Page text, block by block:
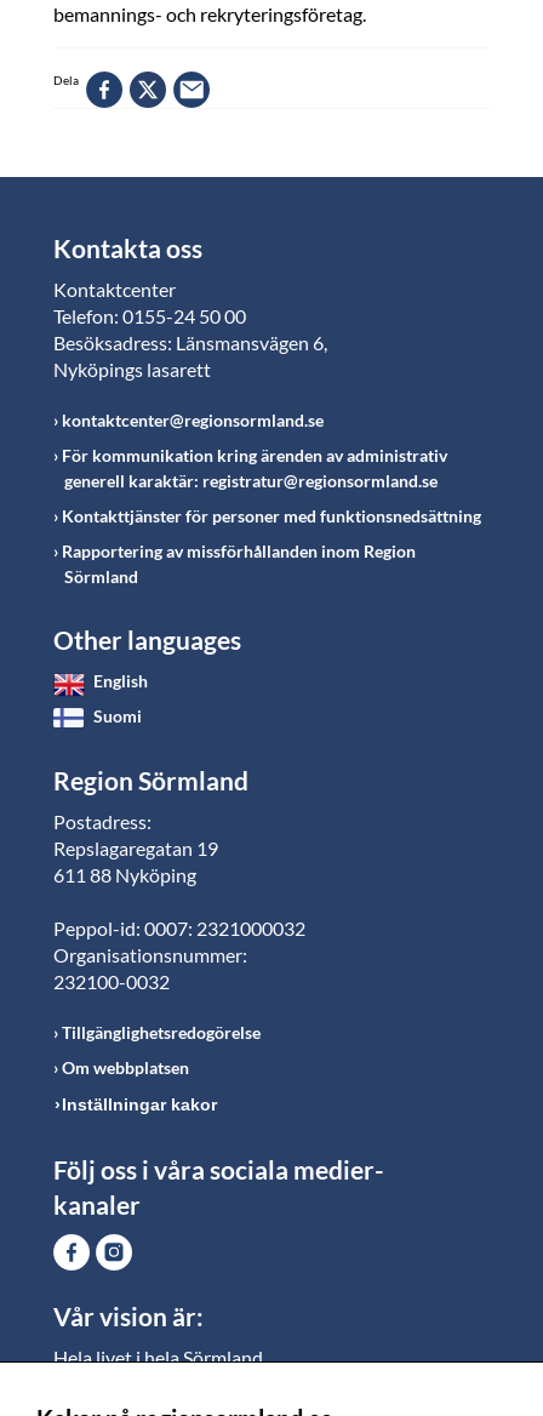
bemannings- och rekryteringsföretag.
Dela
Kontakta oss
Kontaktcenter
Telefon: 0155-24 50 00
Besöksadress: Länsmansvägen 6,
Nyköpings lasarett
kontaktcenter@regionsormland.se
För kommunikation kring ärenden av administrativ
generell karaktär: registratur@regionsormland.se
Kontakttjänster för personer med funktionsnedsättning
Rapportering av missförhållanden inom Region
Sörmland
Other languages
English
Suomi
Region Sörmland
Postadress:
Repslagaregatan 19
611 88 Nyköping
Peppol-id: 0007: 2321000032
Organisationsnummer:
232100-0032
Tillgänglighetsredogörelse
Om webbplatsen
Inställningar kakor
Följ oss i våra sociala medier-
kanaler
Vår vision är:
Hela livet i hela Sörmland.
vi vill skapa jämlika möjligheter för både